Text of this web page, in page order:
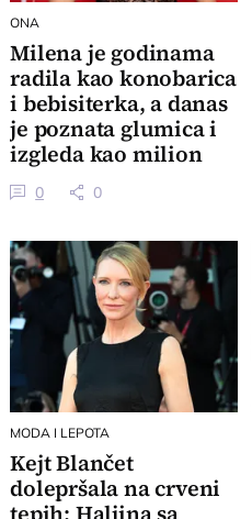
ONA
Milena je godinama
radila kao konobarica
i bebisiterka, a danas
je poznata glumica i
izgleda kao milion
dolara
0 0
MODA I LEPOTA
Kejt Blančet
dolepršala na crveni